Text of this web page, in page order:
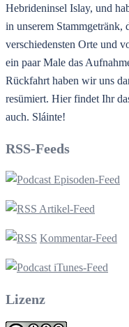
Hebrideninsel Islay, und
in unserem Stammgetränk,
verschiedensten Orte und
ein paar Male das
Rückfahrt haben wir uns
resümiert. Hier findet Ihr
auch. Sláinte!
RSS-Feeds
Episoden-Feed
Artikel-Feed
Kommentar-Feed
iTunes-Feed
Lizenz